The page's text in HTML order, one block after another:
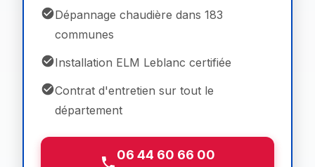
Dépannage chaudière dans 183
communes
Installation ELM Leblanc certifiée
Contrat d'entretien sur tout le
département
06 44 60 66 00